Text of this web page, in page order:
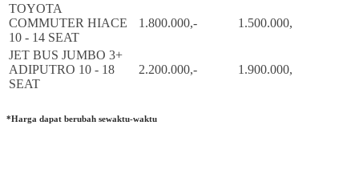
TOYOTA
COMMUTER HIACE
10 - 14 SEAT
1.800.000,- 1.500.000,
JET BUS JUMBO 3+
ADIPUTRO 10 - 18
SEAT
2.200.000,- 1.900.000,
*Harga dapat berubah sewaktu-waktu